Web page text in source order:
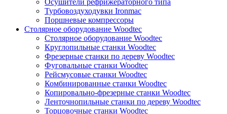
Осушители рефрижераторного типа
Турбовоздуходувки Ironmac
Поршневые компрессоры
Столярное оборудование Woodtec
Столярное оборудование Woodtec
Круглопильные станки Woodtec
Фрезерные станки по дереву Woodtec
Фуговальные станки Woodtec
Рейсмусовые станки Woodtec
Комбинированные станки Woodtec
Копировально-фрезерные станки Woodtec
Ленточнопильные станки по дереву Woodtec
Торцовочные станки Woodtec